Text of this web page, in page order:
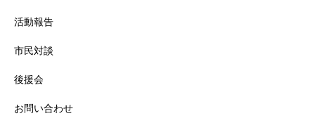
活動報告
市民対談
後援会
お問い合わせ